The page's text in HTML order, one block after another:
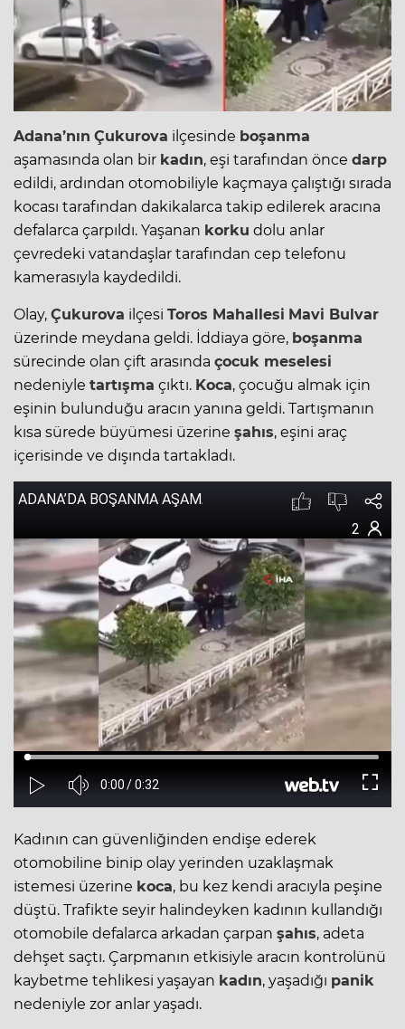
Adana’nın Çukurova ilçesinde boşanma
aşamasında olan bir kadın, eşi tarafından önce darp
edildi, ardından otomobiliyle kaçmaya çalıştığı sırada
kocası tarafından dakikalarca takip edilerek aracına
defalarca çarpıldı. Yaşanan korku dolu anlar
çevredeki vatandaşlar tarafından cep telefonu
kamerasıyla kaydedildi.
Olay, Çukurova ilçesi Toros Mahallesi Mavi Bulvar
üzerinde meydana geldi. İddiaya göre, boşanma
sürecinde olan çift arasında çocuk meselesi
nedeniyle tartışma çıktı. Koca, çocuğu almak için
eşinin bulunduğu aracın yanına geldi. Tartışmanın
kısa sürede büyümesi üzerine şahıs, eşini araç
içerisinde ve dışında tartakladı.
Kadının can güvenliğinden endişe ederek
otomobiline binip olay yerinden uzaklaşmak
istemesi üzerine koca, bu kez kendi aracıyla peşine
düştü. Trafikte seyir halindeyken kadının kullandığı
otomobile defalarca arkadan çarpan şahıs, adeta
dehşet saçtı. Çarpmanın etkisiyle aracın kontrolünü
kaybetme tehlikesi yaşayan kadın, yaşadığı panik
nedeniyle zor anlar yaşadı.